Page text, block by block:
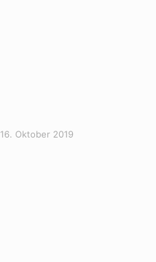
16. Oktober 2019